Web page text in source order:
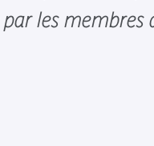
les membres